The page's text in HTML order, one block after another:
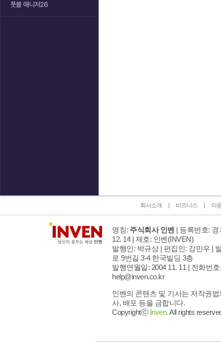
풋볼 매니저26
회사소개 비즈니스 이
명칭: 주식회사 인벤 | 등록번호:
12. 14 | 제호: 인벤(INVEN)
발행인: 박규상 | 편집인: 강민우 |
로 9번길 3-4 한국빌딩 3층
발행연월일: 2004 11. 11 | 전화번호
help@inven.co.kr
인벤의 콘텐츠 및 기사는 저작권
사, 배포 등을 금합니다.
Copyrightⓒ Inven.All rights